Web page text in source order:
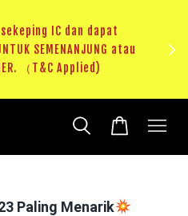
IC dan dapat
SEMENANJUNG atau
（T&C Applied)
Paling Menarik